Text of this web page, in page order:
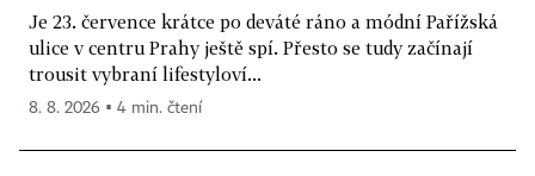
Je 23. července krátce po deváté ráno a módní Pařížská
ulice v centru Prahy ještě spí. Přesto se tudy začínají
trousit vybraní lifestyloví...
8. 8. 2026 ▪ 4 min. čtení